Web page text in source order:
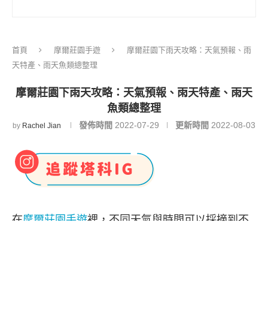
首頁 摩爾莊園手遊
摩爾莊園下雨天攻略：天氣預報、雨
天特產、雨天魚類總整理
摩爾莊園下雨天攻略：天氣預報、雨天特產、雨天
魚類總整理
by Rachel Jian 發佈時間 2022-07-29 更新時間 2022-08-03
在摩爾莊園手遊裡，不同天氣與時間可以採摘到不